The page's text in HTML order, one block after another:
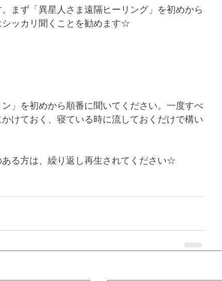
まず「異星人さま遠隔ヒーリング」を初めから
ッカリ聞くことを勧めます☆
」を初めから順番に聞いてください。一度すべ
けておく、寝ている時に流しておくだけで構い
る方は、繰り返し再生されてください☆